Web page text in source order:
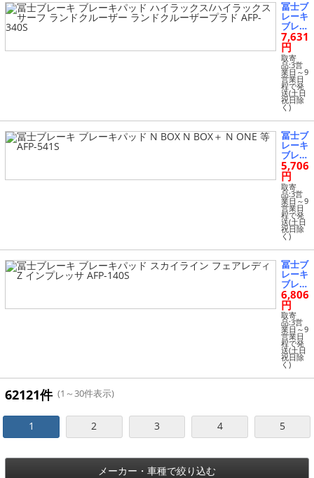
冨士ブ
レーキ
ブレー
キパッ
ド ハ
イラッ
クス/
ハイラ
ックス
サーフ
ランド
クルー
ザー
ランド
クルー
ザープ
ラド A
FP-340
S
7,631
円
取寄
品:3営
業日～9
営業日
程で発
送(土日
祝日除
く)
冨士ブ
レーキ
ブレー
キパッ
ド N B
OX N
BOX
＋ N O
NE 等
AFP-5
41S
5,706
円
取寄
品:3営
業日～9
営業日
程で発
送(土日
祝日除
く)
冨士ブ
レーキ
ブレー
キパッ
ド ス
カイラ
イン
フェア
レディ
Z イン
プレッ
サ AFP
-140S
6,806
円
取寄
品:3営
業日～9
営業日
程で発
送(土日
祝日除
く)
62121件 (1～30件表示)
1 2 3 4 5
メーカー・車種で絞り込む